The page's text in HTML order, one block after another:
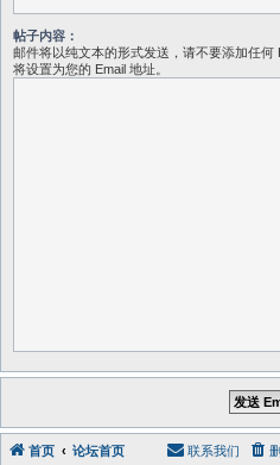
帖子内容：
邮件将以纯文本的形式发送，请不要添加任
将设置为您的 Email 地址。
首页 论坛首页 联系我们